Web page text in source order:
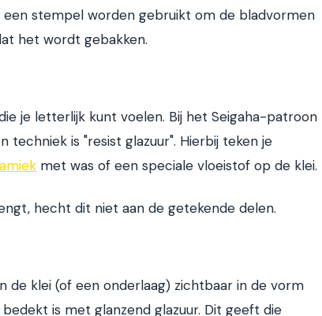
stempel worden gebruikt om de bladvormen
het wordt gebakken.
je letterlijk kunt voelen. Bij het Seigaha-patroon
techniek is "resist glazuur". Hierbij teken je
met was of een speciale vloeistof op de klei.
hecht dit niet aan de getekende delen.
de klei (of een onderlaag) zichtbaar in de vorm
is met glanzend glazuur. Dit geeft die